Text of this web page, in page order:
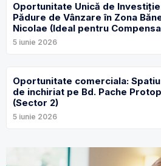
Oportunitate Unică de
Pădure de Vânzare în Zona
Nicolae (Ideal pentru
5 iunie 2026
Oportunitate comerciala:
de inchiriat pe Bd. Pache
(Sector 2)
5 iunie 2026